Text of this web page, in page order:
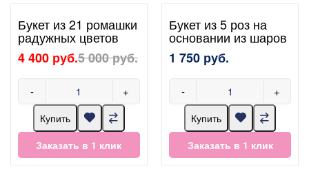
Букет из 21 ромашки
радужных цветов
4 400 руб.5 000 руб.
- +
Купить
Заказать в 1 клик
Букет из 5 роз на
основании из шаров
1 750 руб.
- +
Купить
Заказать в 1 клик